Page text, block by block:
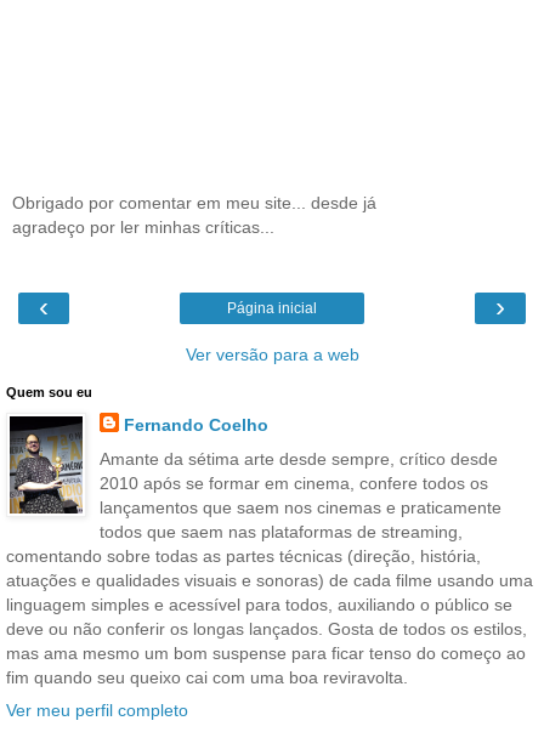
Obrigado por comentar em meu site... desde já
agradeço por ler minhas críticas...
‹ ›
Página inicial
Ver versão para a web
Quem sou eu
Fernando Coelho
Amante da sétima arte desde sempre, crítico desde
2010 após se formar em cinema, confere todos os
lançamentos que saem nos cinemas e praticamente
todos que saem nas plataformas de streaming,
comentando sobre todas as partes técnicas (direção, história,
atuações e qualidades visuais e sonoras) de cada filme usando uma
linguagem simples e acessível para todos, auxiliando o público se
deve ou não conferir os longas lançados. Gosta de todos os estilos,
mas ama mesmo um bom suspense para ficar tenso do começo ao
fim quando seu queixo cai com uma boa reviravolta.
Ver meu perfil completo